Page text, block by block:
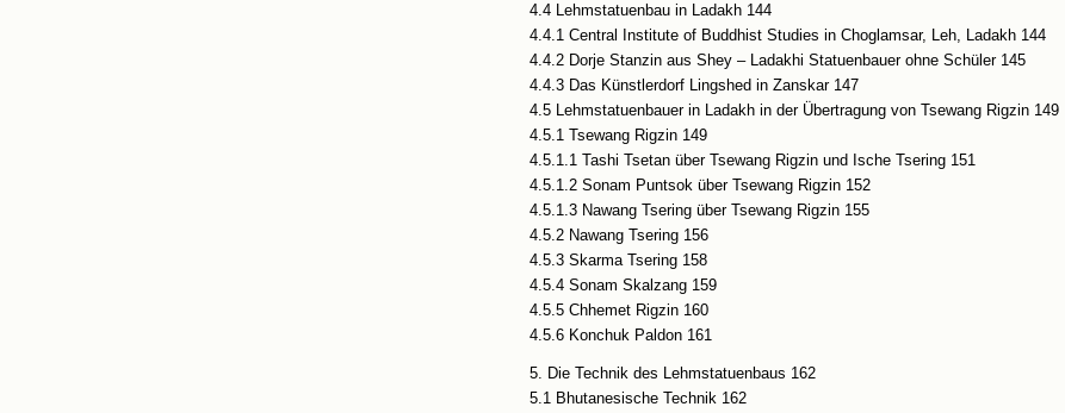
4.4 Lehmstatuenbau in Ladakh 144
4.4.1 Central Institute of Buddhist Studies in Choglamsar, Leh, Ladakh 144
4.4.2 Dorje Stanzin aus Shey – Ladakhi Statuenbauer ohne Schüler 145
4.4.3 Das Künstlerdorf Lingshed in Zanskar 147
4.5 Lehmstatuenbauer in Ladakh in der Übertragung von Tsewang Rigzin 149
4.5.1 Tsewang Rigzin 149
4.5.1.1 Tashi Tsetan über Tsewang Rigzin und Ische Tsering 151
4.5.1.2 Sonam Puntsok über Tsewang Rigzin 152
4.5.1.3 Nawang Tsering über Tsewang Rigzin 155
4.5.2 Nawang Tsering 156
4.5.3 Skarma Tsering 158
4.5.4 Sonam Skalzang 159
4.5.5 Chhemet Rigzin 160
4.5.6 Konchuk Paldon 161
5. Die Technik des Lehmstatuenbaus 162
5.1 Bhutanesische Technik 162